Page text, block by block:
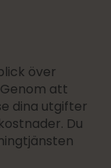
över
att
dina utgifter
Du